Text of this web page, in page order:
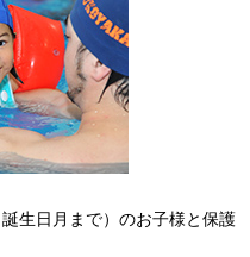
生日月まで）のお子様と保護